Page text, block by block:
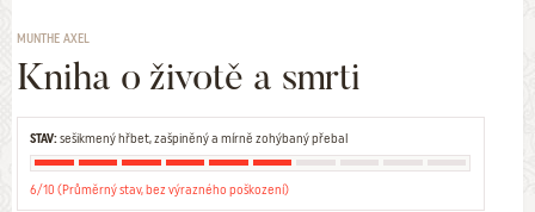
MUNTHE AXEL
Kniha o životě a smrti
STAV:sešikmený hřbet, zašpiněný a mírně zohýbaný přebal
6/10 (Průměrný stav, bez výrazného poškození)